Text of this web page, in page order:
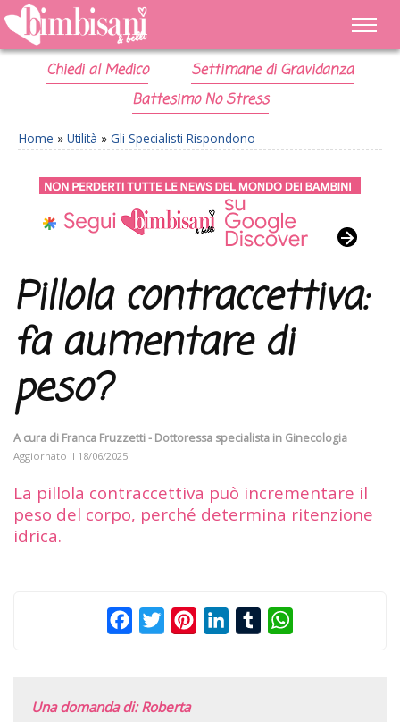
Chiedi al Medico
Settimane di Gravidanza
Battesimo No Stress
Home » Utilità » Gli Specialisti Rispondono
Pillola contraccettiva:
fa aumentare di
peso?
A cura di Franca Fruzzetti - Dottoressa specialista in Ginecologia
Aggiornato il 18/06/2025
La pillola contraccettiva può incrementare il
peso del corpo, perché determina ritenzione
idrica.
FacebookTwitterPinterestLinkedInTumblr
Una domanda di: Roberta